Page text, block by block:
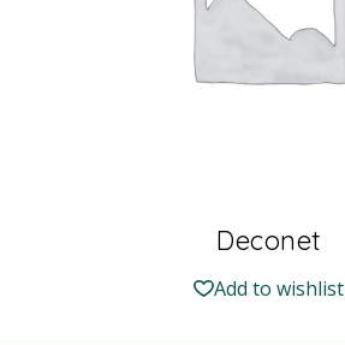
Deconet
Add to wishlist